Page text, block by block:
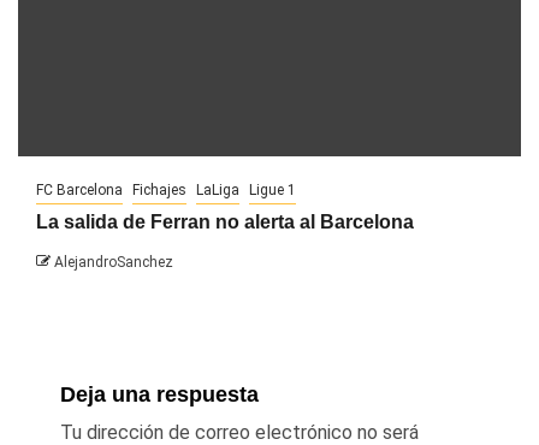
FC Barcelona Fichajes LaLiga Ligue 1
La salida de Ferran no alerta al Barcelona
AlejandroSanchez
Deja una respuesta
Tu dirección de correo electrónico no será